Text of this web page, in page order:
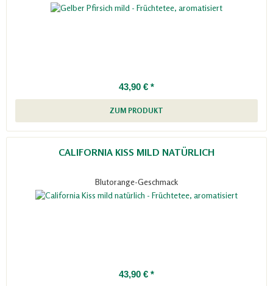
43,90 € *
ZUM PRODUKT
CALIFORNIA KISS MILD NATÜRLICH
Blutorange-Geschmack
43,90 € *